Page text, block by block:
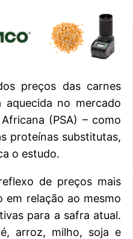
preços das carnes
no mercado
(PSA) – como
proteínas substitutas,
o estudo.
de preços mais
em relação ao mesmo
para a safra atual.
arroz, milho, soja e